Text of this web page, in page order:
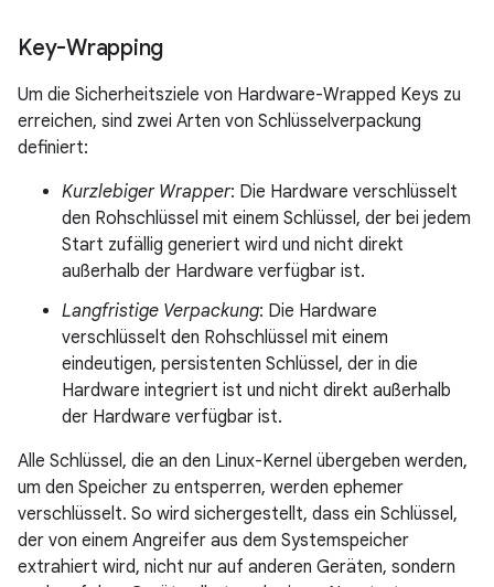
Key-Wrapping
Um die Sicherheitsziele von Hardware-Wrapped Keys zu
erreichen, sind zwei Arten von Schlüsselverpackung
definiert:
Kurzlebiger Wrapper: Die Hardware verschlüsselt
den Rohschlüssel mit einem Schlüssel, der bei jedem
Start zufällig generiert wird und nicht direkt
außerhalb der Hardware verfügbar ist.
Langfristige Verpackung: Die Hardware
verschlüsselt den Rohschlüssel mit einem
eindeutigen, persistenten Schlüssel, der in die
Hardware integriert ist und nicht direkt außerhalb
der Hardware verfügbar ist.
Alle Schlüssel, die an den Linux-Kernel übergeben werden,
um den Speicher zu entsperren, werden ephemer
verschlüsselt. So wird sichergestellt, dass ein Schlüssel,
der von einem Angreifer aus dem Systemspeicher
extrahiert wird, nicht nur auf anderen Geräten, sondern